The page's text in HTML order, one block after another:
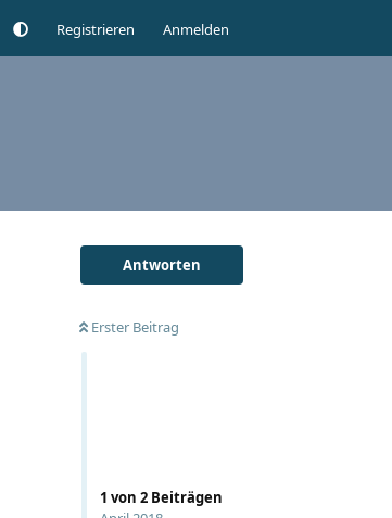
Registrieren Anmelden
Antworten
Erster Beitrag
1 von 2 Beiträgen